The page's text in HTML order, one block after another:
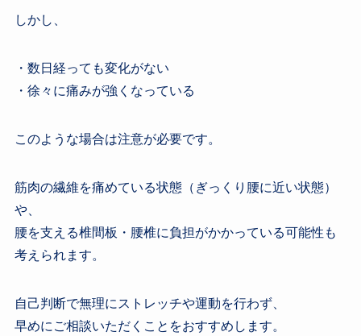
しかし、
・数日経っても変化がない
・徐々に痛みが強くなっている
このような場合は注意が必要です。
筋肉の繊維を痛めている状態（ぎっくり腰に近い状態）
や、
腰を支える椎間板・腰椎に負担がかかっている可能性も
考えられます。
自己判断で無理にストレッチや運動を行わず、
早めにご相談いただくことをおすすめします。